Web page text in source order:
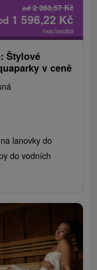
od2 363,57Kč
1 596,22 Kč
/noc/osoba
Štylové
v ceně
lanovky do
do vodních